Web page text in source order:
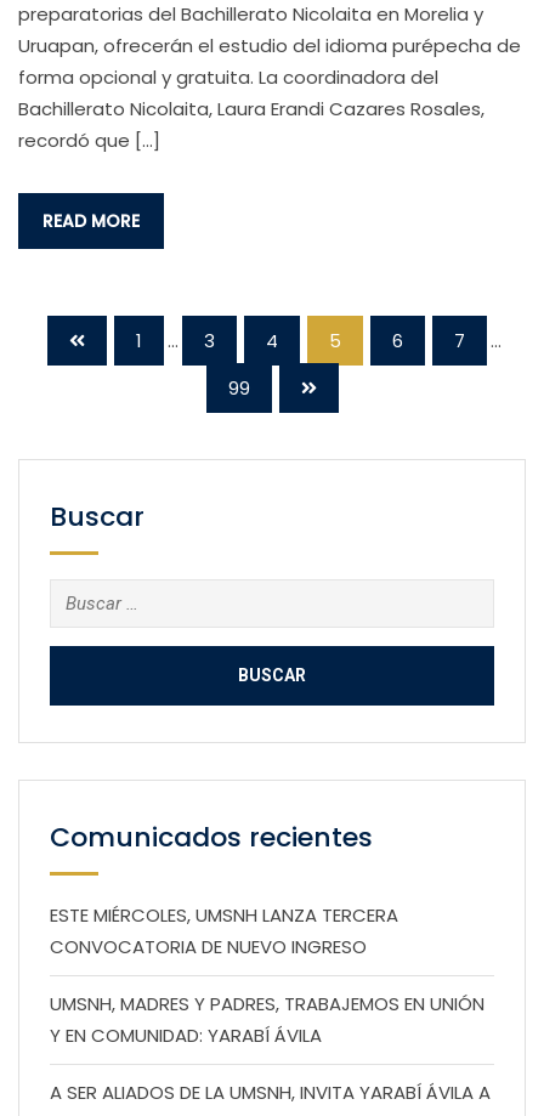
preparatorias del Bachillerato Nicolaita en Morelia y
Uruapan, ofrecerán el estudio del idioma purépecha de
forma opcional y gratuita. La coordinadora del
Bachillerato Nicolaita, Laura Erandi Cazares Rosales,
recordó que […]
READ MORE
1 ... 3 4 5 6 7
...
99
Buscar
Buscar:
Comunicados recientes
ESTE MIÉRCOLES, UMSNH LANZA TERCERA
CONVOCATORIA DE NUEVO INGRESO
UMSNH, MADRES Y PADRES, TRABAJEMOS EN UNIÓN
Y EN COMUNIDAD: YARABÍ ÁVILA
A SER ALIADOS DE LA UMSNH, INVITA YARABÍ ÁVILA A